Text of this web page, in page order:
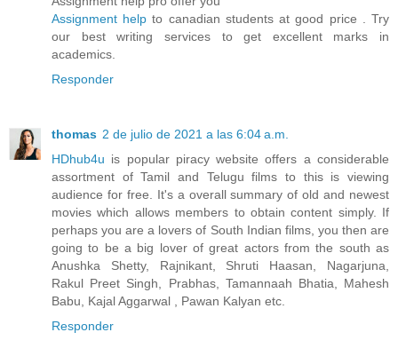
Assignment help to canadian students at good price . Try
our best writing services to get excellent marks in
academics.
Responder
thomas 2 de julio de 2021 a las 6:04 a.m.
HDhub4u is popular piracy website offers a considerable
assortment of Tamil and Telugu films to this is viewing
audience for free. It's a overall summary of old and newest
movies which allows members to obtain content simply. If
perhaps you are a lovers of South Indian films, you then are
going to be a big lover of great actors from the south as
Anushka Shetty, Rajnikant, Shruti Haasan, Nagarjuna,
Rakul Preet Singh, Prabhas, Tamannaah Bhatia, Mahesh
Babu, Kajal Aggarwal , Pawan Kalyan etc.
Responder